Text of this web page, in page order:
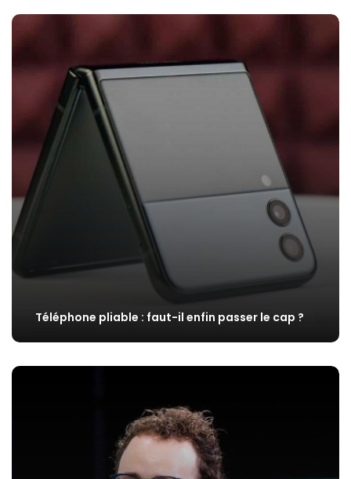
Téléphone pliable : faut-il enfin passer le cap ?